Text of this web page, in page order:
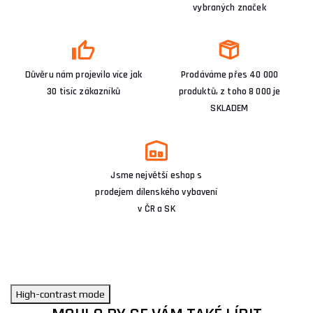
vybraných značek
Důvěru nám projevilo více jak
30 tisíc zákazníků
Prodáváme přes 40 000
produktů, z toho 8 000 je
SKLADEM
Jsme největší eshop s
prodejem dílenského vybavení
v ČR a SK
High-contrast mode